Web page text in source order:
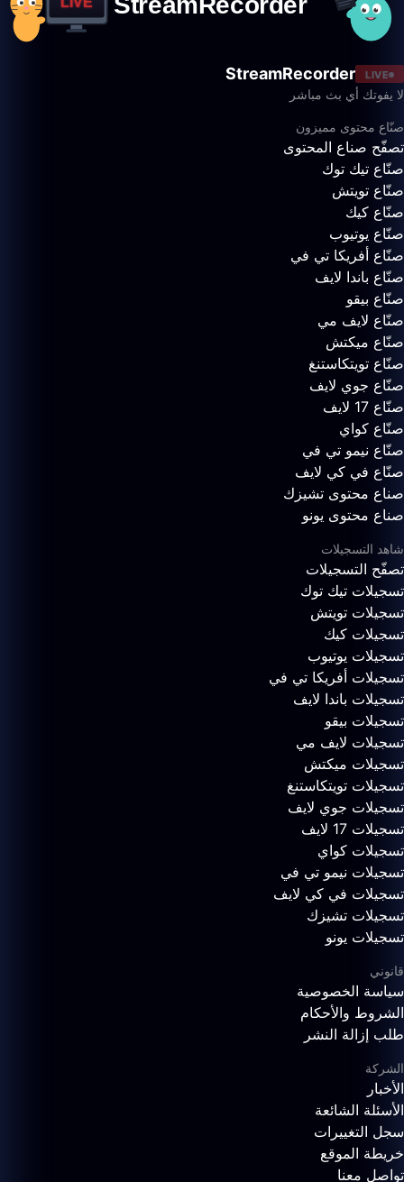
LIVE
StreamRecorder
لا يفوتك أي بث مباشر
صنّاع محتوى مميزون
تصفّح صناع المحتوى
صنّاع تيك توك
صنّاع تويتش
صنّاع كيك
صنّاع يوتيوب
صنّاع أفريكا تي في
صنّاع باندا لايف
صنّاع بيقو
صنّاع لايف مي
صنّاع ميكتش
صنّاع تويتكاستنغ
صنّاع جوي لايف
صنّاع 17 لايف
صنّاع كواي
صنّاع نيمو تي في
صنّاع في كي لايف
صناع محتوى تشيزك
صناع محتوى يونو
شاهد التسجيلات
تصفّح التسجيلات
تسجيلات تيك توك
تسجيلات تويتش
تسجيلات كيك
تسجيلات يوتيوب
تسجيلات أفريكا تي في
تسجيلات باندا لايف
تسجيلات بيقو
تسجيلات لايف مي
تسجيلات ميكتش
تسجيلات تويتكاستنغ
تسجيلات جوي لايف
تسجيلات 17 لايف
تسجيلات كواي
تسجيلات نيمو تي في
تسجيلات في كي لايف
تسجيلات تشيزك
تسجيلات يونو
قانوني
سياسة الخصوصية
الشروط والأحكام
طلب إزالة النشر
الشركة
الأخبار
الأسئلة الشائعة
سجل التغييرات
خريطة الموقع
تواصل معنا